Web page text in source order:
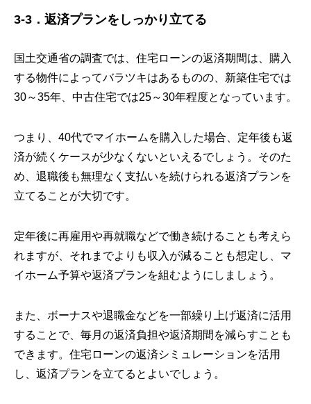
3-3．返済プランをしっかり立てる
国土交通省の調査では、住宅ローンの返済期間は、購入
する物件によってバラツキはあるものの、新築住宅では
30～35年、中古住宅では25～30年程度となっています。
つまり、40代でマイホームを購入した場合、定年後も返
済が続くケースが少なくないといえるでしょう。そのた
め、退職後も無理なく支払いを続けられる返済プランを
立てることが大切です。
定年後に再雇用や再就職などで働き続けることも考えら
れますが、それまでよりも収入が減ることも想定し、マ
イホーム予算や返済プランを組むようにしましょう。
また、ボーナスや退職金などを一部繰り上げ返済に活用
することで、毎月の返済負担や返済期間を減らすことも
できます。住宅ローンの返済シミュレーションを活用
し、返済プランを立てるとよいでしょう。